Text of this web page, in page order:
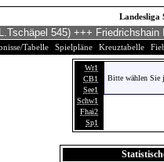
Landesliga
Tabelle Spielpläne Kreuztabelle
Wr1
CB1
See1
Schw1
Fhai2
Sp1
Bitte wählen Sie